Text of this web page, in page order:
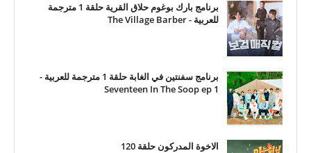
برنامج بارك بوغوم حلاق القرية حلقة 1 مترجمة
للعربية - The Village Barber
برنامج سفنتين في الغابة حلقة 1 مترجمة للعربية -
Seventeen In The Soop ep 1
الاخوة المدركون حلقة 120